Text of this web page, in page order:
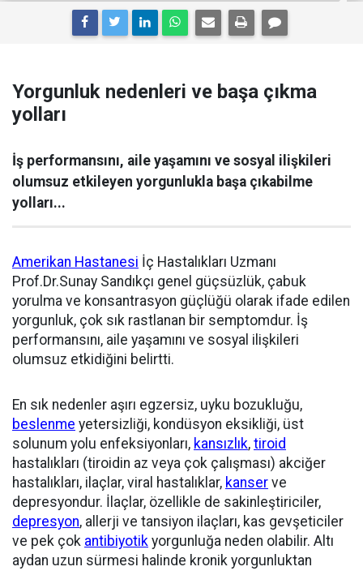
Yorgunluk nedenleri ve başa çıkma
yolları
İş performansını, aile yaşamını ve sosyal ilişkileri
olumsuz etkileyen yorgunlukla başa çıkabilme
yolları...
Amerikan Hastanesi İç Hastalıkları Uzmanı
Prof.Dr.Sunay Sandıkçı genel güçsüzlük, çabuk
yorulma ve konsantrasyon güçlüğü olarak ifade edilen
yorgunluk, çok sık rastlanan bir semptomdur. İş
performansını, aile yaşamını ve sosyal ilişkileri
olumsuz etkidiğini belirtti.
En sık nedenler aşırı egzersiz, uyku bozukluğu,
beslenme yetersizliği, kondüsyon eksikliği, üst
solunum yolu enfeksiyonları, kansızlık, tiroid
hastalıkları (tiroidin az veya çok çalışması) akciğer
hastalıkları, ilaçlar, viral hastalıklar, kanser ve
depresyondur. İlaçlar, özellikle de sakinleştiriciler,
depresyon, allerji ve tansiyon ilaçları, kas gevşeticiler
ve pek çok antibiyotik yorgunluğa neden olabilir. Altı
aydan uzun sürmesi halinde kronik yorgunluktan